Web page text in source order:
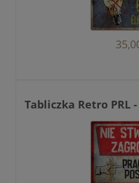
Tabliczka Retro PRL